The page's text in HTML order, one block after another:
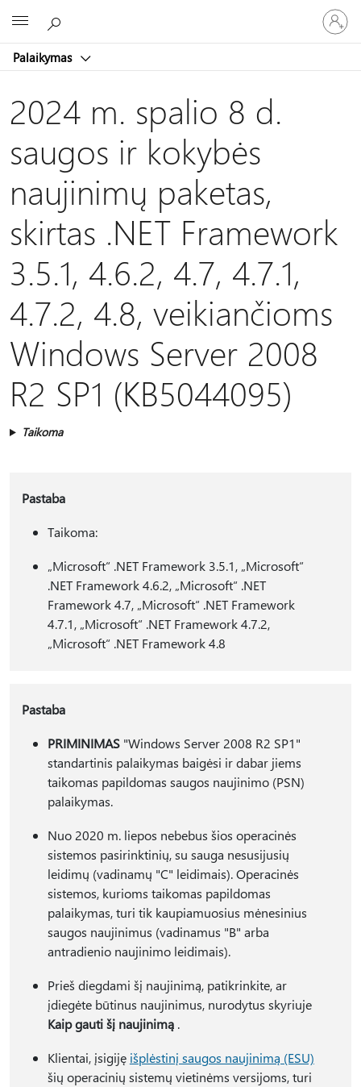
Palaikymas
prie
paskyros
2024 m. spalio 8 d.
saugos ir kokybės
naujinimų paketas,
skirtas .NET Framework
3.5.1, 4.6.2, 4.7, 4.7.1,
4.7.2, 4.8, veikiančioms
Windows Server 2008
R2 SP1 (KB5044095)
Taikoma
Pastaba
Taikoma:
„Microsoft“ .NET Framework 3.5.1, „Microsoft“
.NET Framework 4.6.2, „Microsoft“ .NET
Framework 4.7, „Microsoft“ .NET Framework
4.7.1, „Microsoft“ .NET Framework 4.7.2,
„Microsoft“ .NET Framework 4.8
Pastaba
PRIMINIMAS"Windows Server 2008 R2 SP1"
standartinis palaikymas baigėsi ir dabar jiems
taikomas papildomas saugos naujinimo (PSN)
palaikymas.
Nuo 2020 m. liepos nebebus šios operacinės
sistemos pasirinktinių, su sauga nesusijusių
leidimų (vadinamų "C" leidimais). Operacinės
sistemos, kurioms taikomas papildomas
palaikymas, turi tik kaupiamuosius mėnesinius
saugos naujinimus (vadinamus "B" arba
antradienio naujinimo leidimais).
Prieš diegdami šį naujinimą, patikrinkite, ar
įdiegėte būtinus naujinimus, nurodytus skyriuje
Kaip gauti šį naujinimą.
Klientai, įsigiję išplėstinį saugos naujinimą (ESU)
šių operacinių sistemų vietinėms versijoms, turi